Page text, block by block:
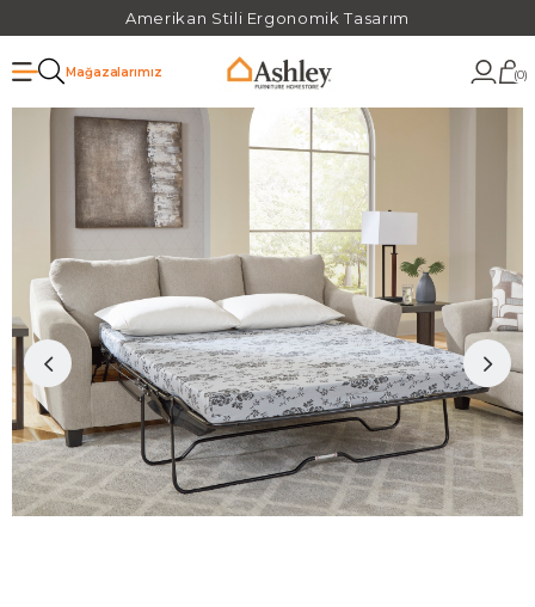
Amerikan Stili Ergonomik Tasarım
Mağazalarımız 0